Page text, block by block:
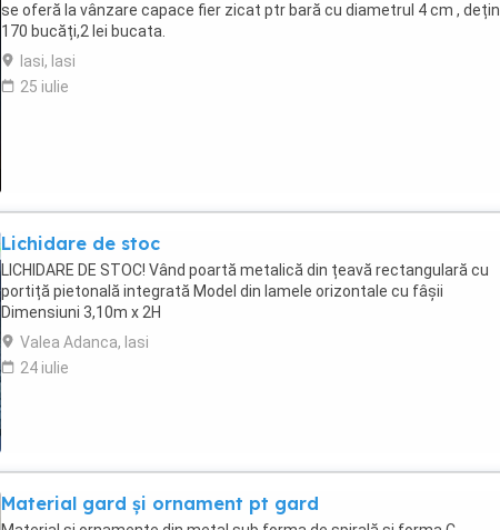
se oferă la vânzare capace fier zicat ptr bară cu diametrul 4 cm , dețin
170 bucăți,2 lei bucata.
Iasi, Iasi
25 iulie
Lichidare de stoc
LICHIDARE DE STOC! Vând poartă metalică din țeavă rectangulară cu
portiță pietonală integrată Model din lamele orizontale cu fâșii
Dimensiuni 3,10m x 2H
Valea Adanca, Iasi
24 iulie
Material gard și ornament pt gard